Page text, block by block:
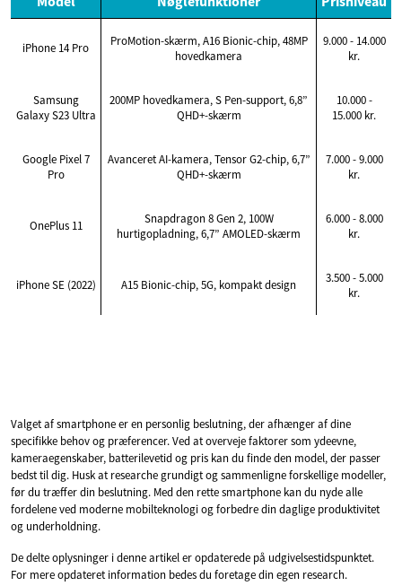
iPhone 14 Pro
ProMotion-skærm, A16 Bionic-chip, 48MP
hovedkamera
9.000 - 14.000
kr.
Samsung
Galaxy S23 Ultra
200MP hovedkamera, S Pen-support, 6,8”
QHD+-skærm
10.000 -
15.000 kr.
Google Pixel 7
Pro
Avanceret AI-kamera, Tensor G2-chip, 6,7”
QHD+-skærm
7.000 - 9.000
kr.
OnePlus 11
Snapdragon 8 Gen 2, 100W
hurtigopladning, 6,7” AMOLED-skærm
6.000 - 8.000
kr.
iPhone SE (2022) A15 Bionic-chip, 5G, kompakt design
3.500 - 5.000
kr.
Valget af smartphone er en personlig beslutning, der afhænger af dine
specifikke behov og præferencer. Ved at overveje faktorer som ydeevne,
kameraegenskaber, batterilevetid og pris kan du finde den model, der passer
bedst til dig. Husk at researche grundigt og sammenligne forskellige modeller,
før du træffer din beslutning. Med den rette smartphone kan du nyde alle
fordelene ved moderne mobilteknologi og forbedre din daglige produktivitet
og underholdning.
De delte oplysninger i denne artikel er opdaterede på udgivelsestidspunktet.
For mere opdateret information bedes du foretage din egen research.